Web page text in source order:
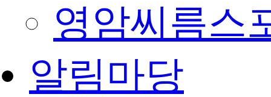
영암씨름스
알림마당